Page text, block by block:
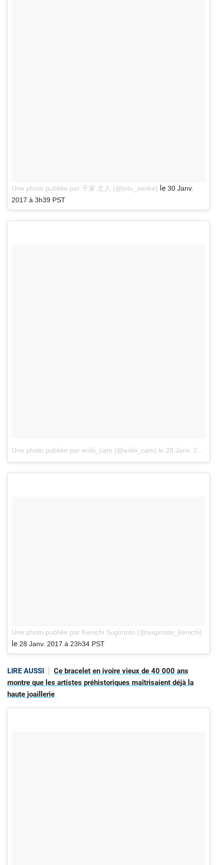
Une photo publiée par 千家 丈人 (@joto_senke) le 30 Janv.
2017 à 3h39 PST
Une photo publiée par eriiiii_cam (@eriiiii_cam) le 28 Janv. 2017 à 23h45 PST
Une photo publiée par Kenichi Sugimoto (@sugimoto_kenichi)
le 28 Janv. 2017 à 23h34 PST
LIRE AUSSI
Ce bracelet en ivoire vieux de 40 000 ans
montre que les artistes préhistoriques maîtrisaient déjà la
haute joaillerie